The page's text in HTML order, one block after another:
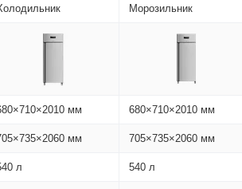
Морозильник
мм 680×710×2010 мм
мм 705×735×2060 мм
л 540 л